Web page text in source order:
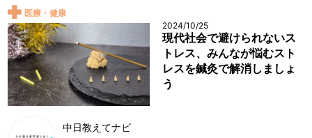
医療・健康
2024/10/25
現代社会で避けられないス
トレス、みんなが悩むスト
レスを鍼灸で解消しましょ
う
中日教えてナビ